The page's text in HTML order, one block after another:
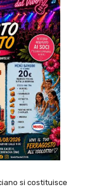
si costituisce